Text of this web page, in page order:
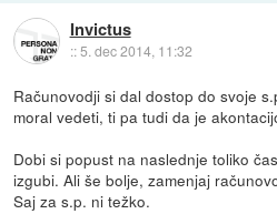
Invictus
::5. dec 2014, 11:32
Računovodji si dal dostop do svoje
moral vedeti, ti pa tudi da je
Dobi si popust na naslednje toliko
izgubi. Ali še bolje, zamenjaj
Saj za s.p. ni težko.